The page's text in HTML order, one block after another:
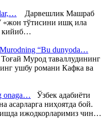
Дарвешлик Машраб
«жон тўтисини ишқ ила
кийиб…
“Bu dunyoda…
Мурод таваллудининг
ушбу романи Кафка ва
onaga… Ўзбек адабиёти
асарларга ниҳоятда бой.
ижодкорларимиз чин…